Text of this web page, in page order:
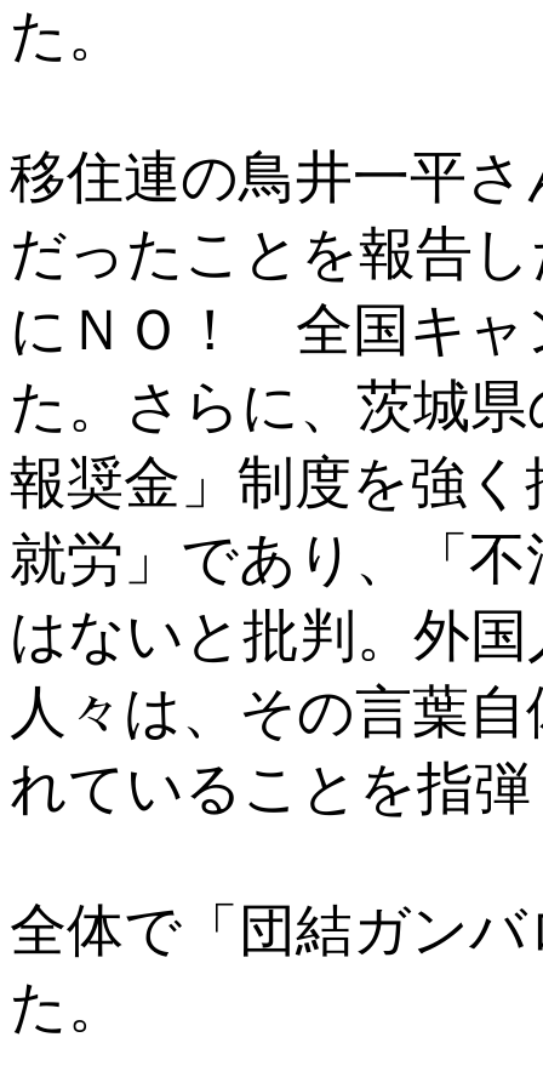
た。
移住連の鳥井一平
だったことを報告
にＮＯ！ 全国キャ
た。さらに、茨城
報奨金」制度を強
就労」であり、「
はないと批判。外
人々は、その言葉
れていることを指
全体で「団結ガン
た。